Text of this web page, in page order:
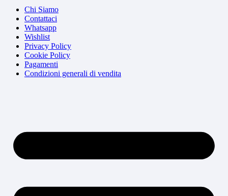
Chi Siamo
Contattaci
Whatsapp
Wishlist
Privacy Policy
Cookie Policy
Pagamenti
Condizioni generali di vendita